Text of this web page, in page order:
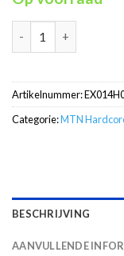
Artikelnummer:
Categorie:MTN
BESCHRIJVING
AANVULLENDE